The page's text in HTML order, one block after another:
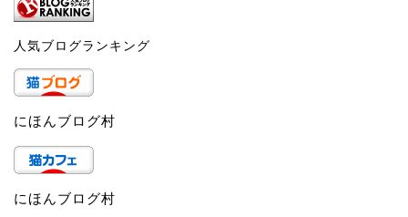
人気ブログランキング
にほんブログ村
にほんブログ村